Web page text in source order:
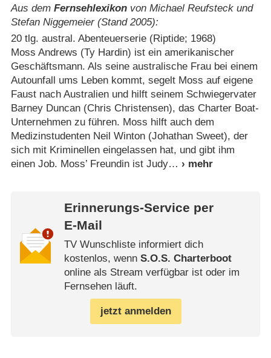
Aus dem Fernsehlexikonvon Michael Reufsteck und
Stefan Niggemeier (Stand 2005):
20 tlg. austral. Abenteuerserie (Riptide; 1968)
Moss Andrews (Ty Hardin) ist ein amerikanischer
Geschäftsmann. Als seine australische Frau bei einem
Autounfall ums Leben kommt, segelt Moss auf eigene
Faust nach Australien und hilft seinem Schwiegervater
Barney Duncan (Chris Christensen), das Charter Boat-
Unternehmen zu führen. Moss hilft auch dem
Medizinstudenten Neil Winton (Johathan Sweet), der
sich mit Kriminellen eingelassen hat, und gibt ihm
einen Job. Moss’ Freundin ist Judy
Erinnerungs-Service per
E-Mail
TV Wunschliste informiert dich
kostenlos, wenn S.O.S. Charterboot
online als Stream verfügbar ist oder im
Fernsehen läuft.
jetzt anmelden